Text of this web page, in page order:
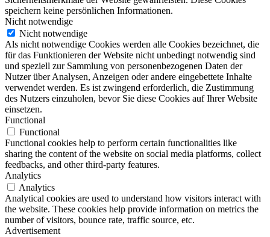
speichern keine persönlichen Informationen.
Nicht notwendige
Nicht notwendige
Als nicht notwendige Cookies werden alle Cookies bezeichnet, die
für das Funktionieren der Website nicht unbedingt notwendig sind
und speziell zur Sammlung von personenbezogenen Daten der
Nutzer über Analysen, Anzeigen oder andere eingebettete Inhalte
verwendet werden. Es ist zwingend erforderlich, die Zustimmung
des Nutzers einzuholen, bevor Sie diese Cookies auf Ihrer Website
einsetzen.
Functional
Functional
Functional cookies help to perform certain functionalities like
sharing the content of the website on social media platforms, collect
feedbacks, and other third-party features.
Analytics
Analytics
Analytical cookies are used to understand how visitors interact with
the website. These cookies help provide information on metrics the
number of visitors, bounce rate, traffic source, etc.
Advertisement